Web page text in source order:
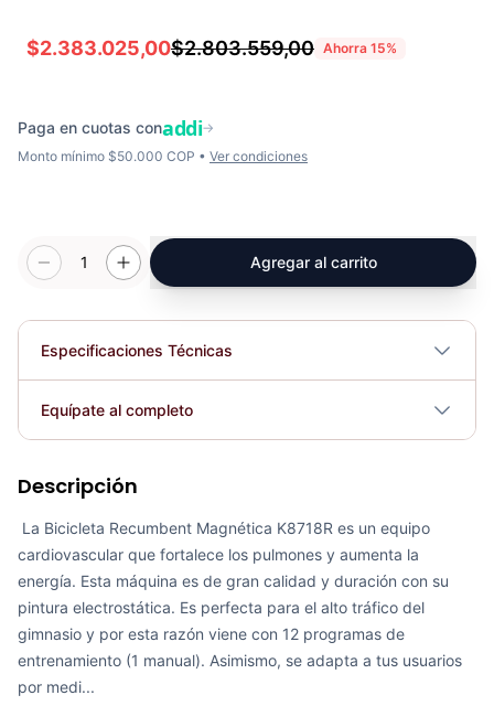
$2.383.025,00$2.803.559,00 Ahorra 15%
Paga en cuotas conaddi→
Monto mínimo $50.000 COP • Ver condiciones
1 Agregar al carrito
Especificaciones Técnicas
Plegable No
Equípate al completo
COP 1,971,568.00
Recumbent Magnética Manual 8.4G - Sport Fitness 60054
COP 942,923.00
Descripción
La Bicicleta Recumbent Magnética K8718R es un equipo
cardiovascular que fortalece los pulmones y aumenta la
energía. Esta máquina es de gran calidad y duración con su
pintura electrostática. Es perfecta para el alto tráfico del
gimnasio y por esta razón viene con 12 programas de
entrenamiento (1 manual). Asimismo, se adapta a tus usuarios
por medi...